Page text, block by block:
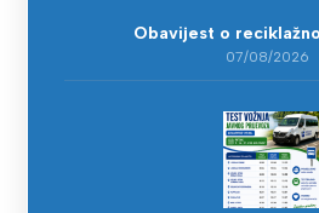
Obavijest o
07/08/2026